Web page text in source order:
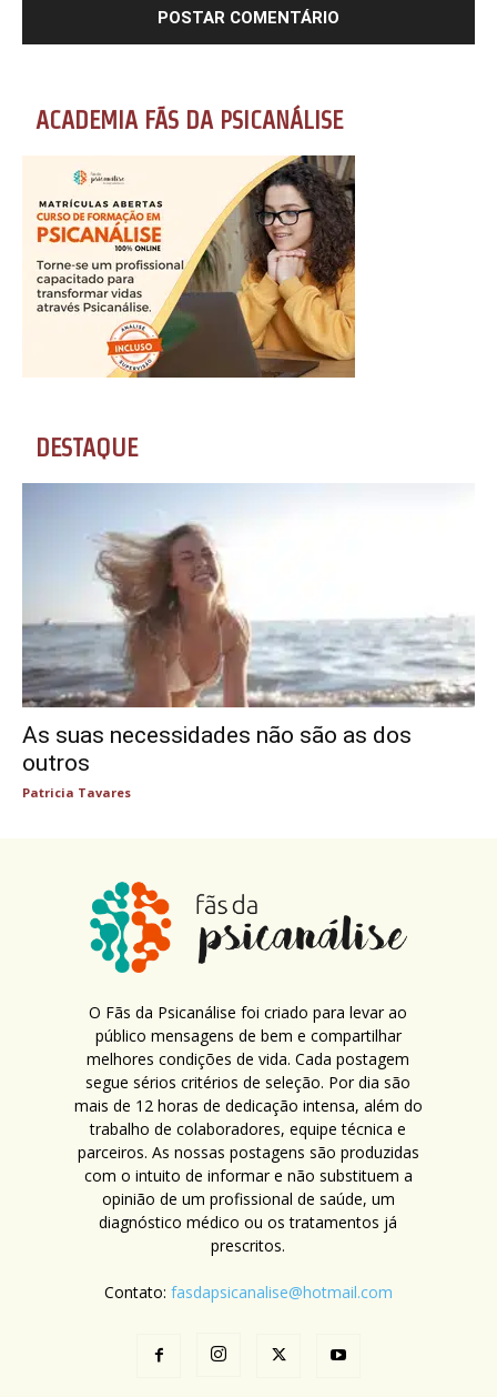
ACADEMIA FÃS DA PSICANÁLISE
DESTAQUE
As suas necessidades não são as dos
outros
Patricia Tavares
O Fãs da Psicanálise foi criado para levar ao
público mensagens de bem e compartilhar
melhores condições de vida. Cada postagem
segue sérios critérios de seleção. Por dia são
mais de 12 horas de dedicação intensa, além do
trabalho de colaboradores, equipe técnica e
parceiros. As nossas postagens são produzidas
com o intuito de informar e não substituem a
opinião de um profissional de saúde, um
diagnóstico médico ou os tratamentos já
prescritos.
Contato: fasdapsicanalise@hotmail.com